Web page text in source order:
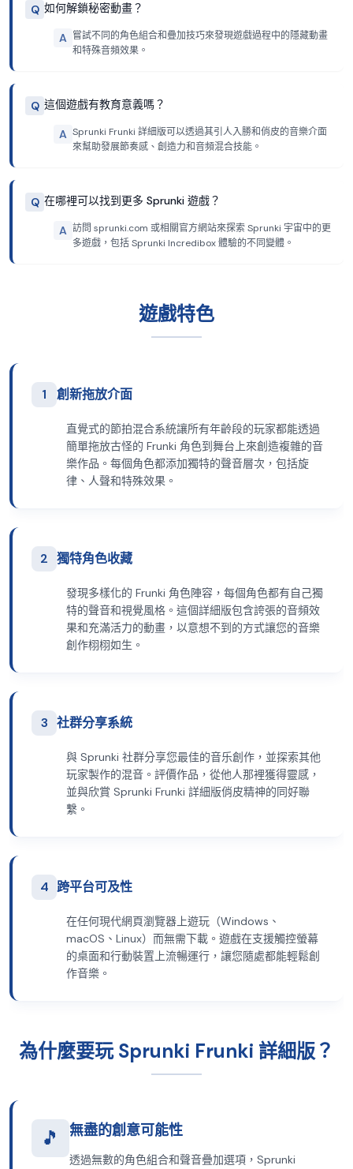
Q 如何解鎖秘密動畫？
A 嘗試不同的角色組合和疊加技巧來發現遊戲過程中的隱藏動畫
和特殊音頻效果。
Q 這個遊戲有教育意義嗎？
A Sprunki Frunki 詳細版可以透過其引人入勝和俏皮的音樂介面
來幫助發展節奏感、創造力和音頻混合技能。
Q 在哪裡可以找到更多 Sprunki 遊戲？
A 訪問 sprunki.com 或相關官方網站來探索 Sprunki 宇宙中的更
多遊戲，包括 Sprunki Incredibox 體驗的不同變體。
遊戲特色
1 創新拖放介面
直覺式的節拍混合系統讓所有年齡段的玩家都能透過
簡單拖放古怪的 Frunki 角色到舞台上來創造複雜的音
樂作品。每個角色都添加獨特的聲音層次，包括旋
律、人聲和特殊效果。
2 獨特角色收藏
發現多樣化的 Frunki 角色陣容，每個角色都有自己獨
特的聲音和視覺風格。這個詳細版包含誇張的音頻效
果和充滿活力的動畫，以意想不到的方式讓您的音樂
創作栩栩如生。
3 社群分享系統
與 Sprunki 社群分享您最佳的音乐創作，並探索其他
玩家製作的混音。評價作品，從他人那裡獲得靈感，
並與欣賞 Sprunki Frunki 詳細版俏皮精神的同好聯
繫。
4 跨平台可及性
在任何現代網頁瀏覽器上遊玩（Windows、
macOS、Linux）而無需下載。遊戲在支援觸控螢幕
的桌面和行動裝置上流暢運行，讓您隨處都能輕鬆創
作音樂。
為什麼要玩 Sprunki Frunki 詳細版？
🎵 無盡的創意可能性
透過無數的角色組合和聲音疊加選項，Sprunki